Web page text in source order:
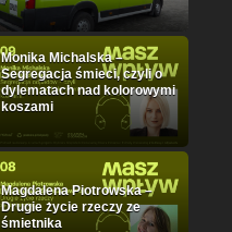
Monika Michalska –
Segregacja śmieci, czyli o
dylematach nad kolorowymi
koszami
Magdalena Piotrowska –
Drugie życie rzeczy ze
śmietnika